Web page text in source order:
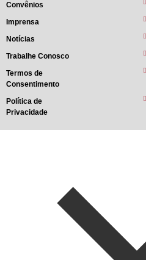
Convênios
Imprensa
Notícias
Trabalhe Conosco
Termos de
Consentimento
Política de
Privacidade